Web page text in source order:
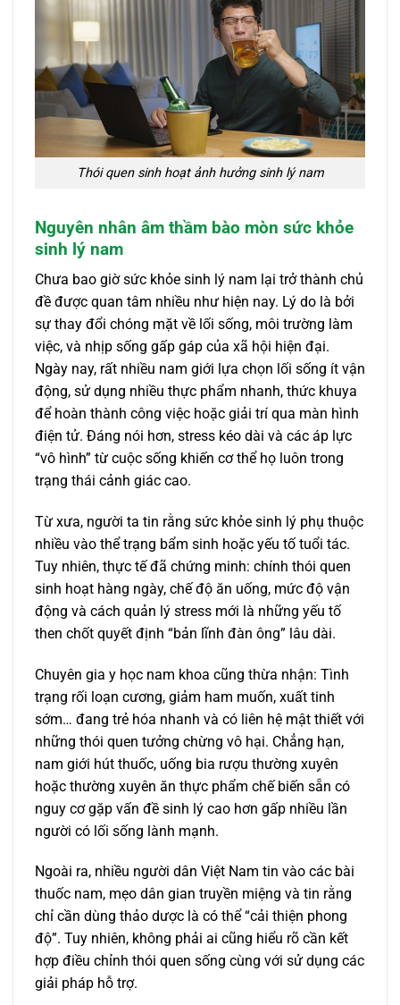
Thói quen sinh hoạt ảnh hưởng sinh lý nam
Nguyên nhân âm thầm bào mòn sức khỏe
sinh lý nam
Chưa bao giờ sức khỏe sinh lý nam lại trở thành chủ
đề được quan tâm nhiều như hiện nay. Lý do là bởi
sự thay đổi chóng mặt về lối sống, môi trường làm
việc, và nhịp sống gấp gáp của xã hội hiện đại.
Ngày nay, rất nhiều nam giới lựa chọn lối sống ít vận
động, sử dụng nhiều thực phẩm nhanh, thức khuya
để hoàn thành công việc hoặc giải trí qua màn hình
điện tử. Đáng nói hơn, stress kéo dài và các áp lực
“vô hình” từ cuộc sống khiến cơ thể họ luôn trong
trạng thái cảnh giác cao.
Từ xưa, người ta tin rằng sức khỏe sinh lý phụ thuộc
nhiều vào thể trạng bẩm sinh hoặc yếu tố tuổi tác.
Tuy nhiên, thực tế đã chứng minh: chính thói quen
sinh hoạt hàng ngày, chế độ ăn uống, mức độ vận
động và cách quản lý stress mới là những yếu tố
then chốt quyết định “bản lĩnh đàn ông” lâu dài.
Chuyên gia y học nam khoa cũng thừa nhận: Tình
trạng rối loạn cương, giảm ham muốn, xuất tinh
sớm… đang trẻ hóa nhanh và có liên hệ mật thiết với
những thói quen tưởng chừng vô hại. Chẳng hạn,
nam giới hút thuốc, uống bia rượu thường xuyên
hoặc thường xuyên ăn thực phẩm chế biến sẵn có
nguy cơ gặp vấn đề sinh lý cao hơn gấp nhiều lần
người có lối sống lành mạnh.
Ngoài ra, nhiều người dân Việt Nam tin vào các bài
thuốc nam, mẹo dân gian truyền miệng và tin rằng
chỉ cần dùng thảo dược là có thể “cải thiện phong
độ”. Tuy nhiên, không phải ai cũng hiểu rõ cần kết
hợp điều chỉnh thói quen sống cùng với sử dụng các
giải pháp hỗ trợ.